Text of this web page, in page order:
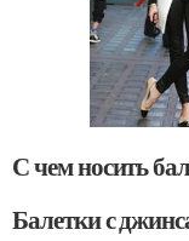
С чем носить
Балетки с